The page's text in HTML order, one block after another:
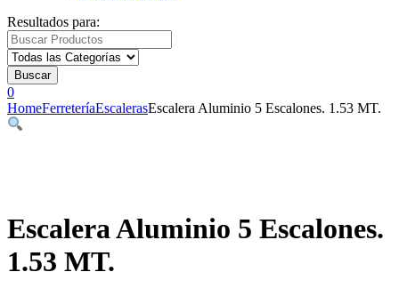
Resultados para:
Buscar
0
HomeFerreteríaEscalerasEscalera Aluminio 5 Escalones. 1.53 MT.
Escalera Aluminio 5 Escalones.
1.53 MT.